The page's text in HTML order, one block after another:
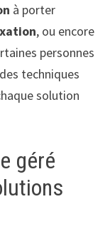
à porter
, ou encore
personnes
techniques
solution
géré